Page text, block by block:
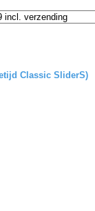
Classic SliderS)